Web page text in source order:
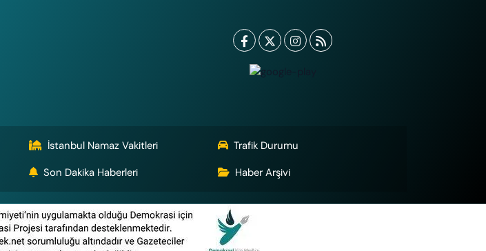
İstanbul Namaz Vakitleri
Trafik Durumu
Son Dakika Haberleri Haber Arşivi